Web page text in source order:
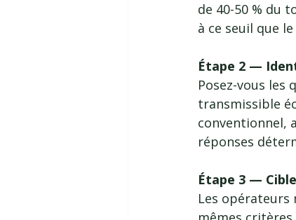
de 40-50 % du
à ce seuil que
Étape 2 —
Posez-vous
transmissible
conventionnel,
réponses
Étape 3 —
Les